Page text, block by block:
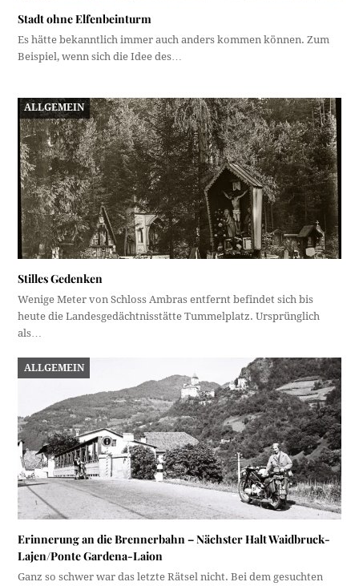
Stadt ohne Elfenbeinturm
Es hätte bekanntlich immer auch anders kommen können. Zum
Beispiel, wenn sich die Idee des…
ALLGEMEIN
Stilles Gedenken
Wenige Meter von Schloss Ambras entfernt befindet sich bis
heute die Landesgedächtnisstätte Tummelplatz. Ursprünglich
als…
ALLGEMEIN
Erinnerung an die Brennerbahn – Nächster Halt Waidbruck-
Lajen/Ponte Gardena-Laion
Ganz so schwer war das letzte Rätsel nicht. Bei dem gesuchten